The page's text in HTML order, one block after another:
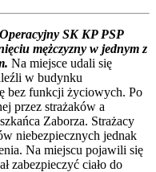
SK KP PSP
mężczyzny w jednym z
Na miejsce udali się
w budynku
bez funkcji życiowych. Po
przez strażaków a
Zaborza. Strażacy
niebezpiecznych jednak
Na miejscu pojawili się
zabezpieczyć ciało do